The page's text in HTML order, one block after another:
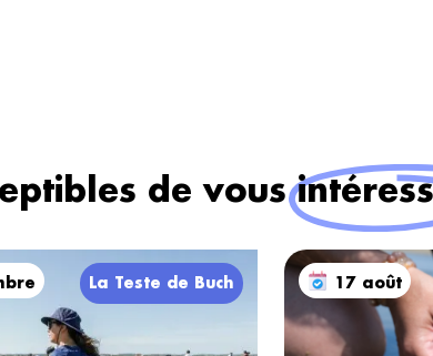
de vous
La Teste de Buch 17 août